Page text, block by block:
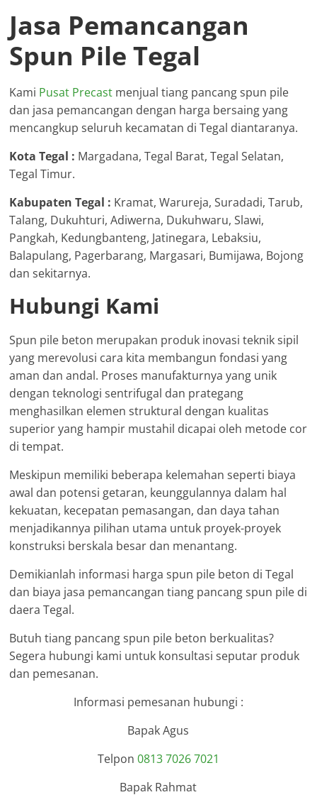
Jasa Pemancangan
Spun Pile Tegal
Kami Pusat Precast menjual tiang pancang spun pile
dan jasa pemancangan dengan harga bersaing yang
mencangkup seluruh kecamatan di Tegal diantaranya.
Kota Tegal : Margadana, Tegal Barat, Tegal Selatan,
Tegal Timur.
Kabupaten Tegal : Kramat, Warureja, Suradadi, Tarub,
Talang, Dukuhturi, Adiwerna, Dukuhwaru, Slawi,
Pangkah, Kedungbanteng, Jatinegara, Lebaksiu,
Balapulang, Pagerbarang, Margasari, Bumijawa, Bojong
dan sekitarnya.
Hubungi Kami
Spun pile beton merupakan produk inovasi teknik sipil
yang merevolusi cara kita membangun fondasi yang
aman dan andal. Proses manufakturnya yang unik
dengan teknologi sentrifugal dan prategang
menghasilkan elemen struktural dengan kualitas
superior yang hampir mustahil dicapai oleh metode cor
di tempat.
Meskipun memiliki beberapa kelemahan seperti biaya
awal dan potensi getaran, keunggulannya dalam hal
kekuatan, kecepatan pemasangan, dan daya tahan
menjadikannya pilihan utama untuk proyek-proyek
konstruksi berskala besar dan menantang.
Demikianlah informasi harga spun pile beton di Tegal
dan biaya jasa pemancangan tiang pancang spun pile di
daera Tegal.
Butuh tiang pancang spun pile beton berkualitas?
Segera hubungi kami untuk konsultasi seputar produk
dan pemesanan.
Informasi pemesanan hubungi :
Bapak Agus
Telpon 0813 7026 7021
Bapak Rahmat